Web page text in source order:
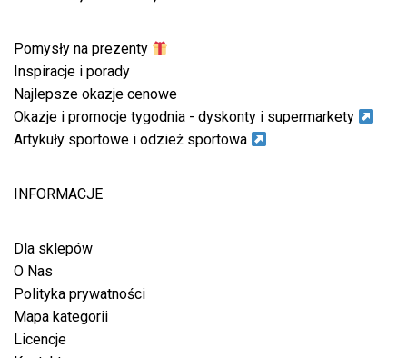
Pomysły na prezenty
Inspiracje i porady
Najlepsze okazje cenowe
Okazje i promocje tygodnia - dyskonty i supermarkety
Artykuły sportowe i odzież sportowa
INFORMACJE
Dla sklepów
O Nas
Polityka prywatności
Mapa kategorii
Licencje